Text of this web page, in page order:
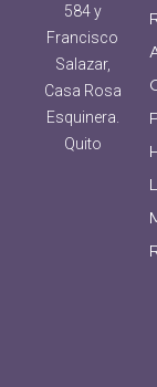
584 y
Francisco
Salazar,
Casa Rosa
Esquinera.
Quito